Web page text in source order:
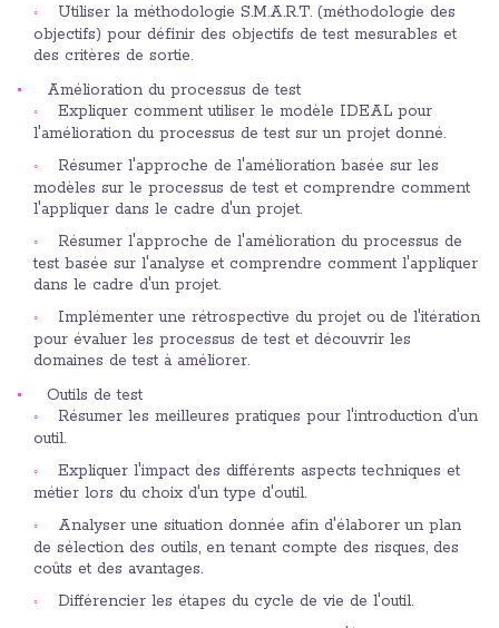
Utiliser la méthodologie S.M.A.R.T. (méthodologie des
objectifs) pour définir des objectifs de test mesurables et
des critères de sortie.
Amélioration du processus de test
Expliquer comment utiliser le modèle IDEAL pour
l'amélioration du processus de test sur un projet donné.
Résumer l'approche de l'amélioration basée sur les
modèles sur le processus de test et comprendre comment
l'appliquer dans le cadre d'un projet.
Résumer l'approche de l'amélioration du processus de
test basée sur l'analyse et comprendre comment l'appliquer
dans le cadre d'un projet.
Implémenter une rétrospective du projet ou de l'itération
pour évaluer les processus de test et découvrir les
domaines de test à améliorer.
Outils de test
Résumer les meilleures pratiques pour l'introduction d'un
outil.
Expliquer l'impact des différents aspects techniques et
métier lors du choix d'un type d'outil.
Analyser une situation donnée afin d'élaborer un plan
de sélection des outils, en tenant compte des risques, des
coûts et des avantages.
Différencier les étapes du cycle de vie de l'outil.